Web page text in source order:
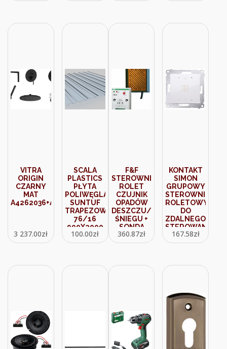
VITRA
ORIGIN
CZARNY
MAT
3 237.00zł
SCALA
PLASTICS
PŁYTA
POLIWĘGLANOWA
SUNTUF
TRAPEZOWA
76/16
900X2000
MM
BEZBARWNA
100.00zł
F&F
STEROWNIK
ROLET
CZUJNIK
OPADÓW
DESZCZU/
ŚNIEGU +
SONDA
OPADÓW
(STR-R)
360.87zł
KONTAKT
SIMON
GRUPOWY
STEROWNIK
ROLETOWY
DO
ZDALNEGO
STEROWANIA
DZPCL.02
BIAŁY
BIAŁY
167.58zł